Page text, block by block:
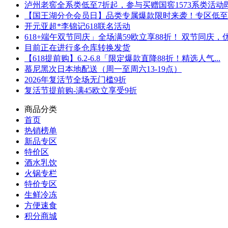
泸州老窖全系类低至7折起，参与买赠国窖1573系类活动
【国王湖分仓会员日】品类专属爆款限时来袭！专区低
开元亚超*李锦记618联名活动
618+端午双节同庆」全场满59欧立享88折！ 双节同庆，
目前正在进行多仓库转换发货
【618提前购】6.2-6.8「限定爆款直降88折！精选人气...
慕尼黑次日本地配送（周一至周六13-19点）
2026年复活节全场无门槛9折
复活节提前购-满45欧立享受9折
商品分类
首页
热销榜单
新品专区
特价区
酒水乳饮
火锅专栏
特价专区
生鲜冷冻
方便速食
积分商城